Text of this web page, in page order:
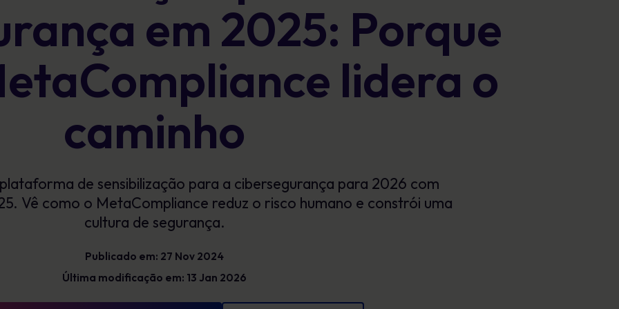
mensuráveis
conformidade e proteger a reputação
Definições de cibersegurança que tens de
conhecer
Cartazes
Imagens envolventes que reforçam o
comportamento seguro todos os dias.
em 2025: Porque
lidera o
caminho
de sensibilização para a cibersegurança para 2026 com
Vê como o MetaCompliance reduz o risco humano e constrói uma
cultura de segurança.
Publicado em: 27 Nov 2024
Última modificação em: 13 Jan 2026